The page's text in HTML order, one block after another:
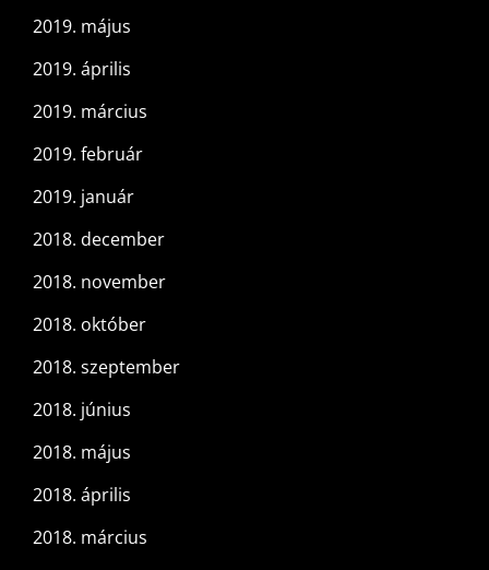
2019. május
2019. április
2019. március
2019. február
2019. január
2018. december
2018. november
2018. október
2018. szeptember
2018. június
2018. május
2018. április
2018. március